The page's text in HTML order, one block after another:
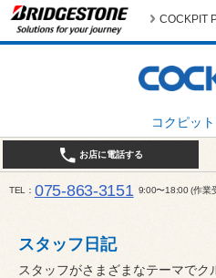
コクピッ
COCKPIT
お店に電話する
TEL 075-863-3151 9:00〜18:00 (作業
スタッフ日記
スタッフがさまざまなテーマでク